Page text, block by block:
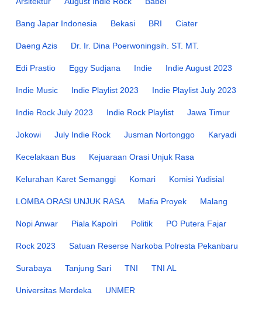
Bang Japar Indonesia Bekasi BRI Ciater
Daeng Azis Dr. Ir. Dina Poerwoningsih. ST. MT.
Edi Prastio Eggy Sudjana Indie Indie August 2023
Indie Music Indie Playlist 2023 Indie Playlist July 2023
Indie Rock July 2023 Indie Rock Playlist Jawa Timur
Jokowi July Indie Rock Jusman Nortonggo Karyadi
Kecelakaan Bus Kejuaraan Orasi Unjuk Rasa
Kelurahan Karet Semanggi Komari Komisi Yudisial
LOMBA ORASI UNJUK RASA Mafia Proyek Malang
Nopi Anwar Piala Kapolri Politik PO Putera Fajar
Rock 2023 Satuan Reserse Narkoba Polresta Pekanbaru
Surabaya Tanjung Sari TNI TNI AL
Universitas Merdeka UNMER